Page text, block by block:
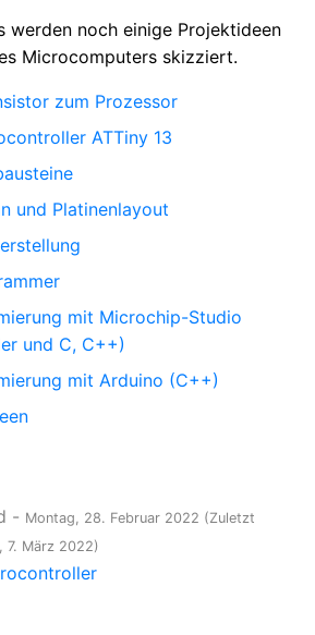
werden noch einige Projektideen
Microcomputers skizziert.
zum Prozessor
ATTiny 13
und Platinenlayout
mit Microchip-Studio
und C, C++)
mit Arduino (C++)
- Montag, 28. Februar 2022 (Zuletzt
7. März 2022)